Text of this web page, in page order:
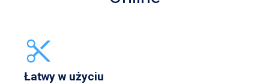
Łatwy w użyciu